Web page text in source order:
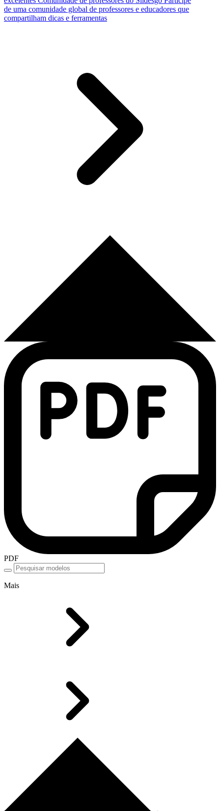
de uma comunidade global de professores e educadores que
compartilham dicas e ferramentas
PDF
Mais